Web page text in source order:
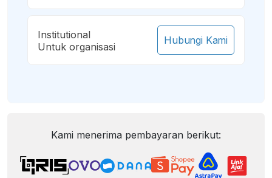
Institutional
Untuk organisasi
Hubungi Kami
Kami menerima pembayaran berikut: